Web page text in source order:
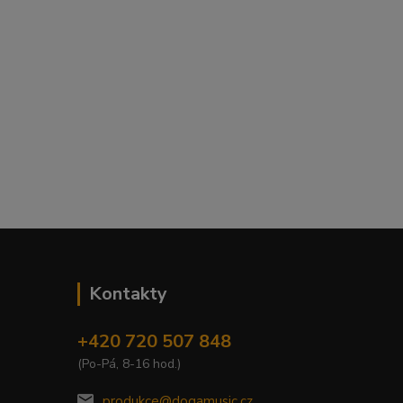
Kontakty
+420 720 507 848
(Po-Pá, 8-16 hod.)